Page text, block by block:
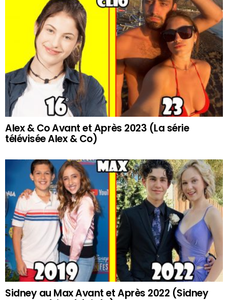
Alex & Co Avant et Après 2023 (La série
télévisée Alex & Co)
Sidney au Max Avant et Après 2022 (Sidney